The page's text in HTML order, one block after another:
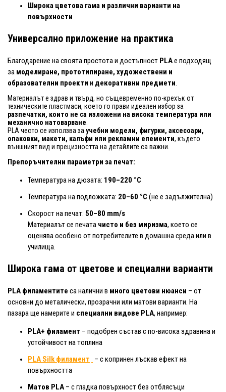
Широка цветова гама и различни варианти на
повърхности
Универсално приложение на практика
Благодарение на своята простота и достъпност PLAе подходящ
за моделиране, прототипиране, художествени и
образователни проекти и декоративни предмети.
Материалът е здрав и твърд, но същевременно по-крехък от
техническите пластмаси, което го прави идеален избор за
разпечатки, които не са изложени на висока температура или
механично натоварване
PLA често се използва за учебни модели, фигурки, аксесоари,
опаковки, макети, калъфи или рекламни елементи, където
външният вид и прецизността на детайлите са важни.
Препоръчителни параметри за печат:
Температура на дюзата: 190–220 °C
Температура на подложката: 20–60 °C (не е задължителна)
Скорост на печат: 50–80 mm/s
Материалът се печата чисто и без миризма, което се
оценява особено от потребителите в домашна среда или в
училища.
Широка гама от цветове и специални варианти
PLA филаментите са налични в много цветови нюанси – от
основни до металически, прозрачни или матови варианти. На
пазара ще намерите и специални видове PLA, например:
PLA+ филамент – подобрен състав с по-висока здравина и
устойчивост на топлина
PLA Silk филамент
– с копринен лъскав ефект на
повърхността
Матов PLA – с гладка повърхност без отблясъци